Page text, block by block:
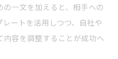
一文を加えると、相手への
ートを活用しつつ、自社や
容を調整することが成功へ